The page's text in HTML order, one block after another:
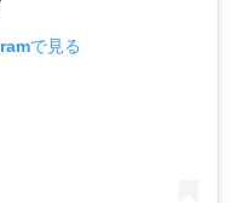
で見る